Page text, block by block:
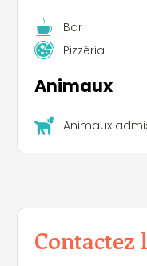
Bar
Pizzéria
Animaux
Animaux